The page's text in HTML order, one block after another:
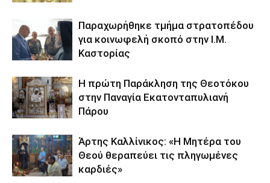
Παραχωρήθηκε τμήμα στρατοπέδου
για κοινωφελή σκοπό στην Ι.Μ.
Καστορίας
Η πρώτη Παράκληση της Θεοτόκου
στην Παναγία Εκατονταπυλιανή
Πάρου
Άρτης Καλλίνικος: «Η Μητέρα του
Θεού θεραπεύει τις πληγωμένες
καρδιές»